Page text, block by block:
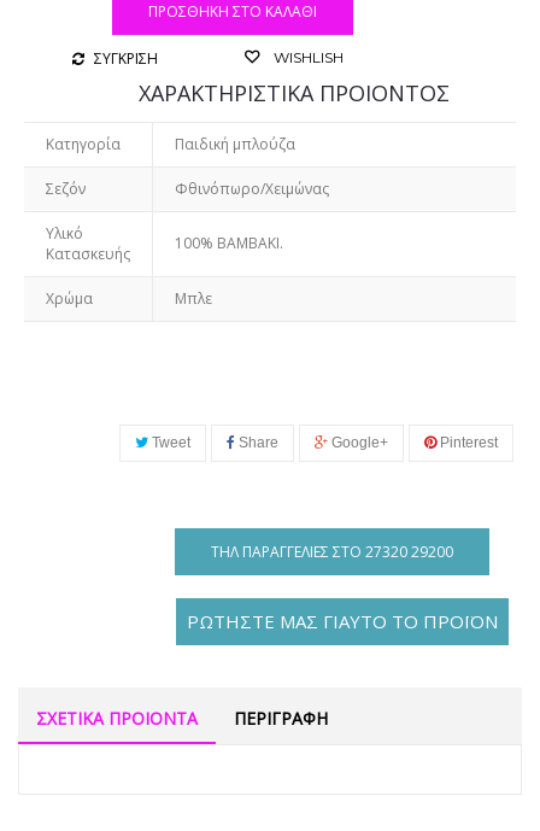
ΠΡΟΣΘΉΚΗ ΣΤΟ ΚΑΛΆΘΙ
ΣΥΓΚΡΙΣΗ WISHLISH
ΧΑΡΑΚΤΗΡΙΣΤΙΚΑ ΠΡΟΙΟΝΤΟΣ
Κατηγορία Παιδική μπλούζα
Σεζόν Φθινόπωρο/Χειμώνας
Υλικό
Κατασκευής
100% ΒΑΜΒΑΚΙ.
Χρώμα Μπλε
Tweet Share Google+ Pinterest
ΤΗΛ ΠΑΡΑΓΓΕΛΊΕΣ ΣΤΟ 27320 29200
ΡΩΤΗΣΤΕ ΜΑΣ ΓΙΑΥΤΟ ΤΟ ΠΡΟΪΟΝ
ΣΧΕΤΙΚΑ ΠΡΟΙΟΝΤΑ ΠΕΡΙΓΡΑΦΗ